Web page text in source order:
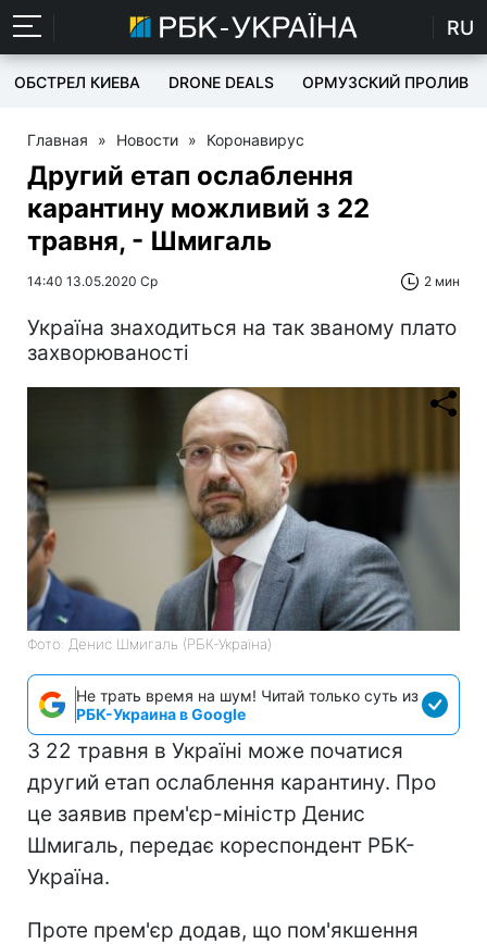
RU
ОБСТРЕЛ КИЕВА DRONE DEALS ОРМУЗСКИЙ ПРОЛИВ
Главная » Новости » Коронавирус
Другий етап ослаблення
карантину можливий з 22
травня, - Шмигаль
14:40 13.05.2020 Ср 2 мин
Україна знаходиться на так званому плато
захворюваності
Фото: Денис Шмигаль (РБК-Україна)
Не трать время на шум! Читай только суть из
РБК-Украина в Google
З 22 травня в Україні може початися
другий етап ослаблення карантину. Про
це заявив прем'єр-міністр Денис
Шмигаль, передає кореспондент РБК-
Україна.
Проте прем'єр додав, що пом'якшення